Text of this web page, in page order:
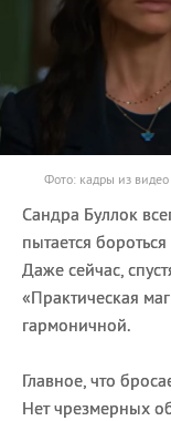
Фото: кадры из видео
Сандра Буллок
пытается
Даже сейчас,
«Практическая
гармоничной.
Главное, что
Нет чрезмерных